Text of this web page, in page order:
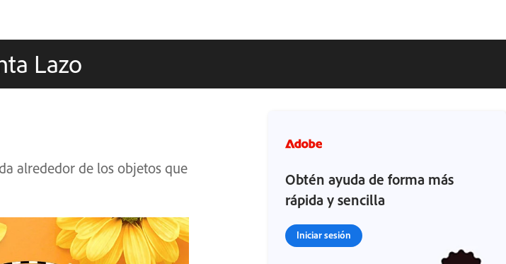
Lazo
alrededor de los objetos que
Obtén ayuda de forma más
rápida y sencilla
Iniciar sesión